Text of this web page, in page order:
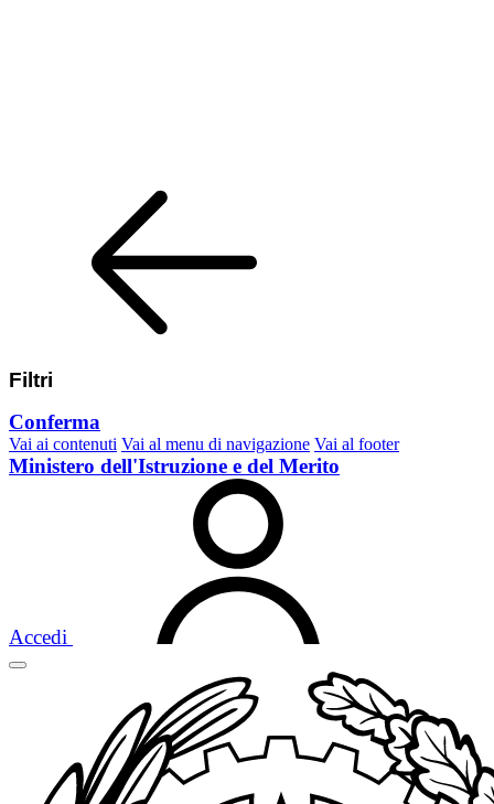
Filtri
Conferma
Vai ai contenuti Vai al menu di navigazione Vai al footer
Ministero dell'Istruzione e del Merito
Accedi